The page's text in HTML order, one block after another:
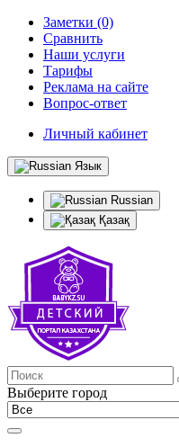
Заметки (0)
Сравнить
Наши услуги
Тарифы
Реклама на сайте
Вопрос-ответ
Личный кабинет
Язык
Russian
Қазақ
Выберите город